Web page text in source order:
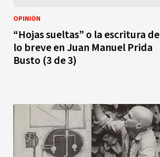
OPINIÓN
“Hojas sueltas” o la escritura de
lo breve en Juan Manuel Prida
Busto (3 de 3)